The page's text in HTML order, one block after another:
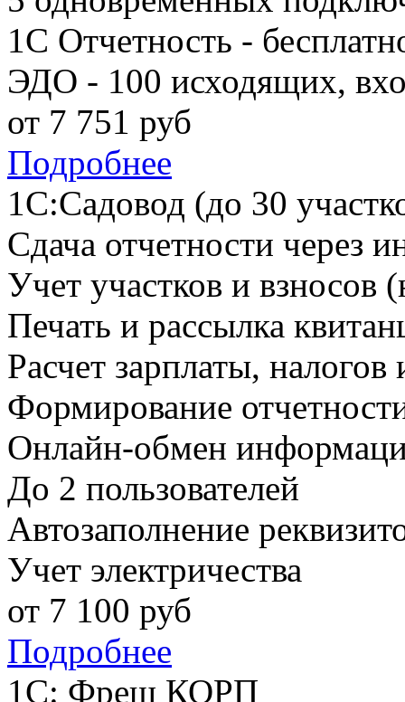
1С Отчетность -
ЭДО - 100 исходящих,
от 7 751 руб
Подробнее
1С:Садовод (до 30
Сдача отчетности через
Учет участков и взносов
Печать и рассылка
Расчет зарплаты, налогов
Формирование
Онлайн-обмен
До 2 пользователей
Автозаполнение
Учет электричества
от 7 100 руб
Подробнее
1С: Фреш КОРП